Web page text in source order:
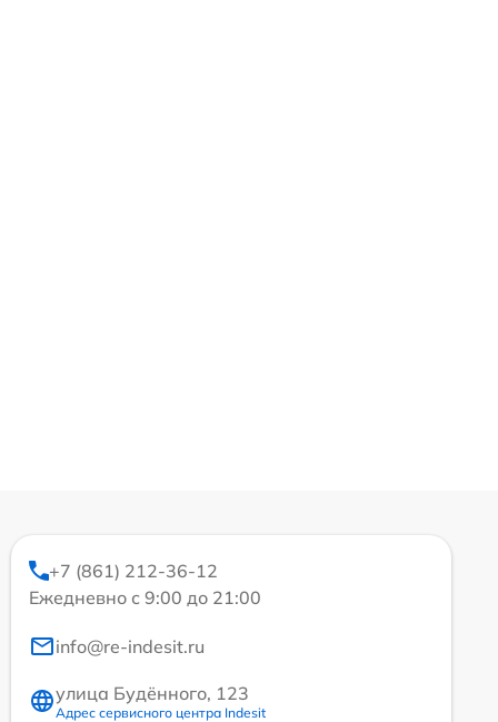
+7 (861) 212-36-12
Ежедневно с 9:00 до 21:00
info@re-indesit.ru
улица Будённого, 123
Адрес сервисного центра Indesit